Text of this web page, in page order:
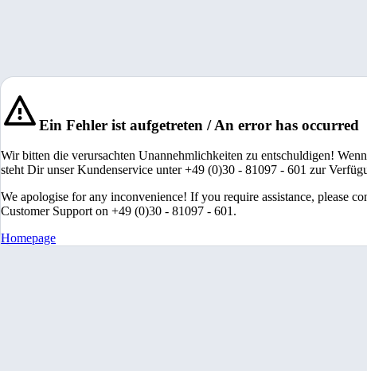
Ein Fehler ist aufgetreten / An error has occurred
Wir bitten die verursachten Unannehmlichkeiten zu entschuldigen!
steht Dir unser Kundenservice unter +49 (0)30 - 81097 - 601 zur
We apologise for any inconvenience! If you require assistance, please
Customer Support on +49 (0)30 - 81097 - 601.
Homepage